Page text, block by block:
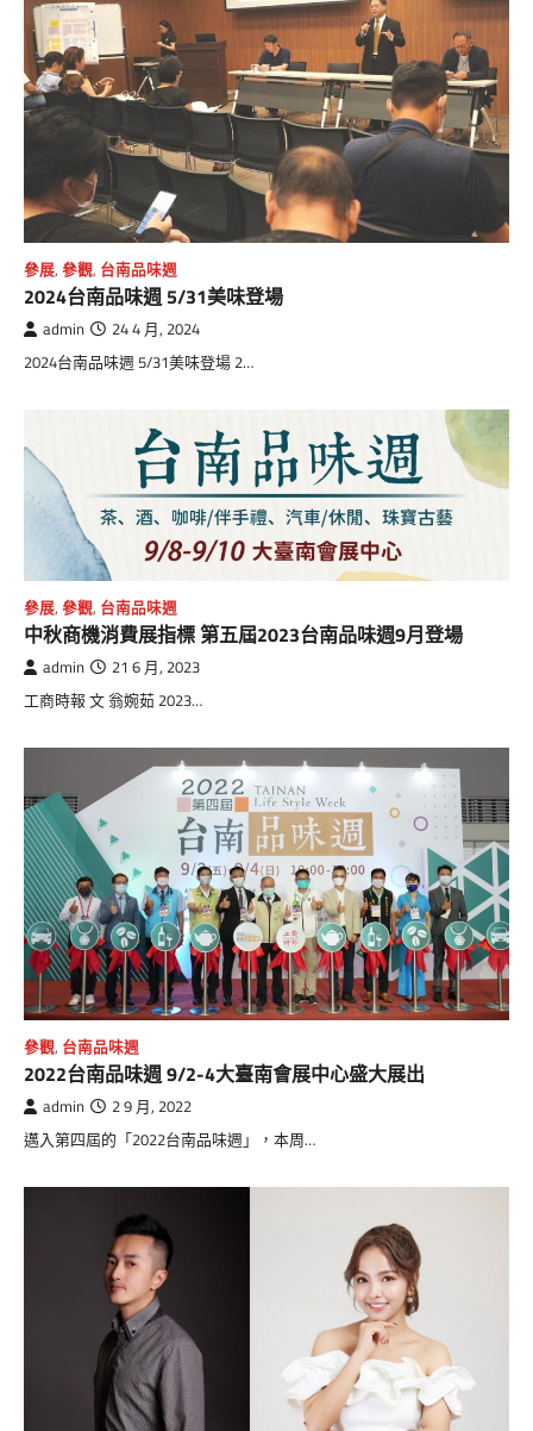
參展, 參觀, 台南品味週
2024台南品味週 5/31美味登場
admin 24 4 月, 2024
2024台南品味週 5/31美味登場 2…
參展, 參觀, 台南品味週
中秋商機消費展指標 第五屆2023台南品味週9月登場
admin 21 6 月, 2023
工商時報 文 翁婉茹 2023…
參觀, 台南品味週
2022台南品味週 9/2-4大臺南會展中心盛大展出
admin 2 9 月, 2022
邁入第四屆的「2022台南品味週」，本周…